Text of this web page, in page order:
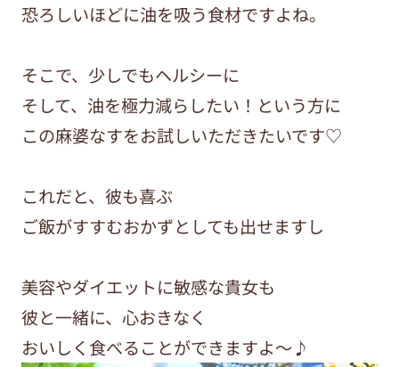
恐ろしいほどに油を吸う食材ですよね。
そこで、少しでもヘルシーに
そして、油を極力減らしたい！という方に
この麻婆なすをお試しいただきたいです♡
これだと、彼も喜ぶ
ご飯がすすむおかずとしても出せますし
美容やダイエットに敏感な貴女も
彼と一緒に、心おきなく
おいしく食べることができますよ〜♪